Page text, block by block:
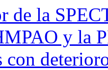
de la
y la
con